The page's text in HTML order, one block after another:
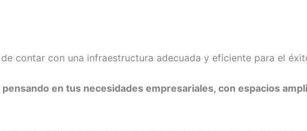
contar con una infraestructura adecuada y eficiente para el
en tus necesidades empresariales, con espacios